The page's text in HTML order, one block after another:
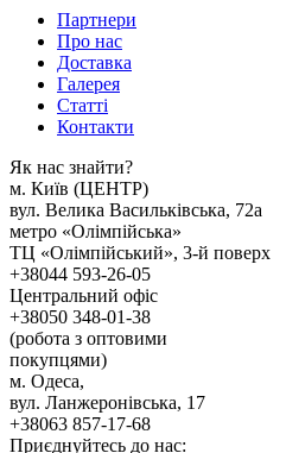
Партнери
Про нас
Доставка
Галерея
Статтi
Контакти
Як наc знайти?
м. Киïв (ЦЕНТР)
вул. Велика Васильківська, 72а
метро «Олімпійська»
ТЦ «Олімпійський», 3-й поверх
+38044 593-26-05
Центральний офіс
+38050 348-01-38
(робота з оптовими
покупцями)
м. Одеса,
вул. Ланжеронівська, 17
+38063 857-17-68
Приєднуйтесь до нас: